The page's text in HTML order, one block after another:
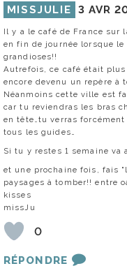
MISSJULIE 3 AVR
Il y a le café de France sur
en fin de journée lorsque
grandioses!!
Autrefois, ce café était plus
encore devenu un repère à
Néanmoins cette ville est
car tu reviendras les bras
en tête…tu verras
tous les guides…
Si tu y restes 1 semaine va
et une prochaine fois, fais
paysages à tomber!! entre
kisses
missJu
0
RÉPONDRE